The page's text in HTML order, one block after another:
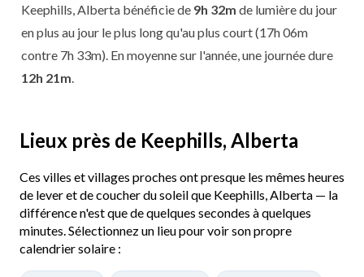
Keephills, Alberta bénéficie de 9h 32m de lumière du jour
en plus au jour le plus long qu'au plus court (17h 06m
contre 7h 33m). En moyenne sur l'année, une journée dure
12h 21m
Lieux près de Keephills, Alberta
Ces villes et villages proches ont presque les mêmes heures
de lever et de coucher du soleil que Keephills, Alberta — la
différence n'est que de quelques secondes à quelques
minutes. Sélectionnez un lieu pour voir son propre
calendrier solaire :